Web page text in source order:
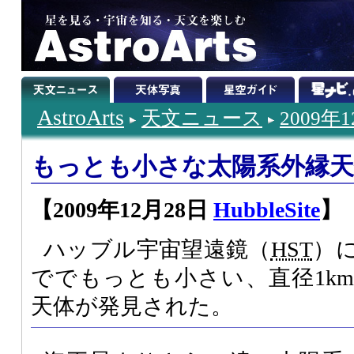
AstroArts 天文ニュース 2009年
もっとも小さな太陽系外縁
【2009年12月28日 HubbleSite】
ハッブル宇宙望遠鏡（HST）
ででもっとも小さい、直径
天体が発見された。